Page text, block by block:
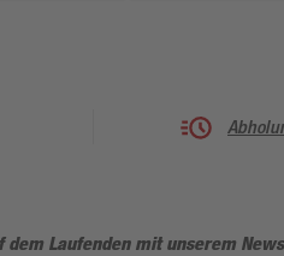
dem Laufenden mit unserem